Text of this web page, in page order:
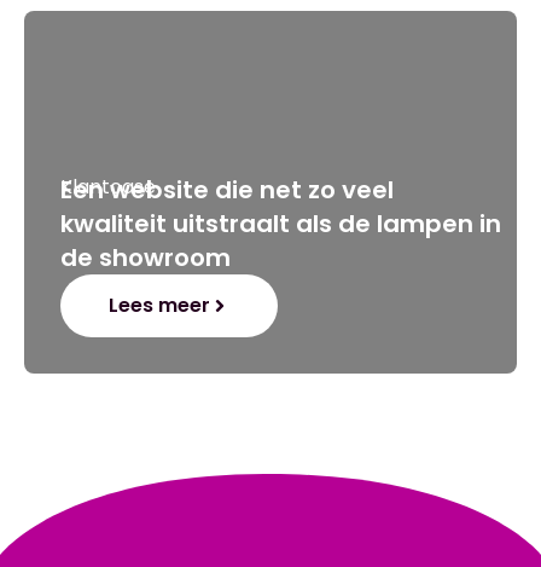
Klantcase
Een website die net zo veel
kwaliteit uitstraalt als de lampen in
de showroom
Lees meer